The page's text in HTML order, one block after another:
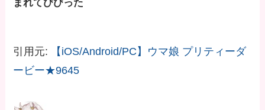
まれてびびった
引用元:
【iOS/Android/PC】ウマ娘 プリティーダ
ービー★9645